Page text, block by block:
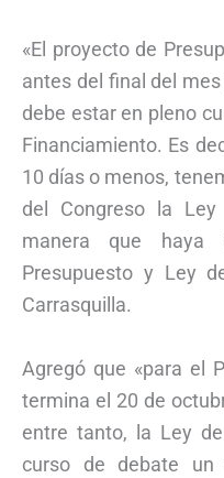
«El proyecto de
antes del final del
debe estar en pleno
Financiamiento. Es
10 días o menos,
del Congreso la
manera que haya
Presupuesto y Ley
Carrasquilla.
Agregó que «para el
termina el 20 de
entre tanto, la Ley
curso de debate un